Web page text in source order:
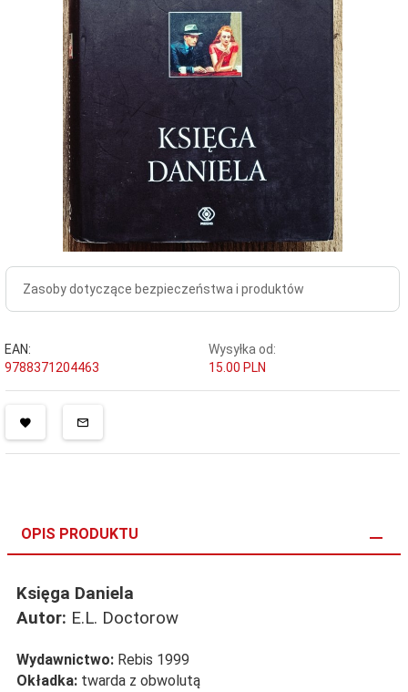
Zasoby dotyczące bezpieczeństwa i produktów
EAN:
9788371204463
Wysyłka od:
15.00 PLN
OPIS PRODUKTU
Księga Daniela
Autor: E.L. Doctorow
Wydawnictwo: Rebis 1999
Okładka: twarda z obwolutą